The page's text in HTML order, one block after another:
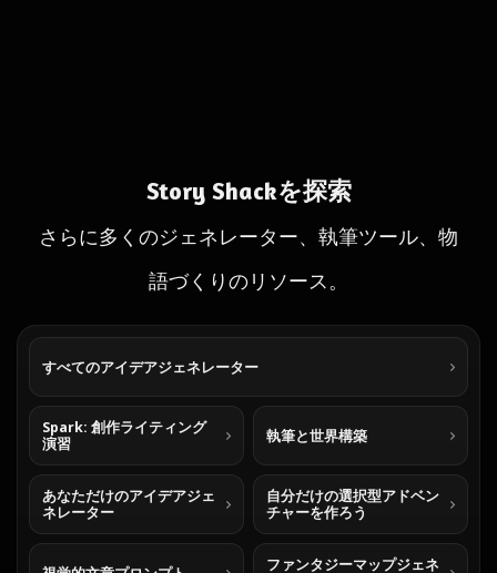
Story Shackを探索
さらに多くのジェネレーター、執筆ツール、物
語づくりのリソース。
すべてのアイデアジェネレーター
Spark: 創作ライティング
演習
執筆と世界構築
あなただけのアイデアジェ
ネレーター
自分だけの選択型アドベン
チャーを作ろう
ファンタジーマップジェネ